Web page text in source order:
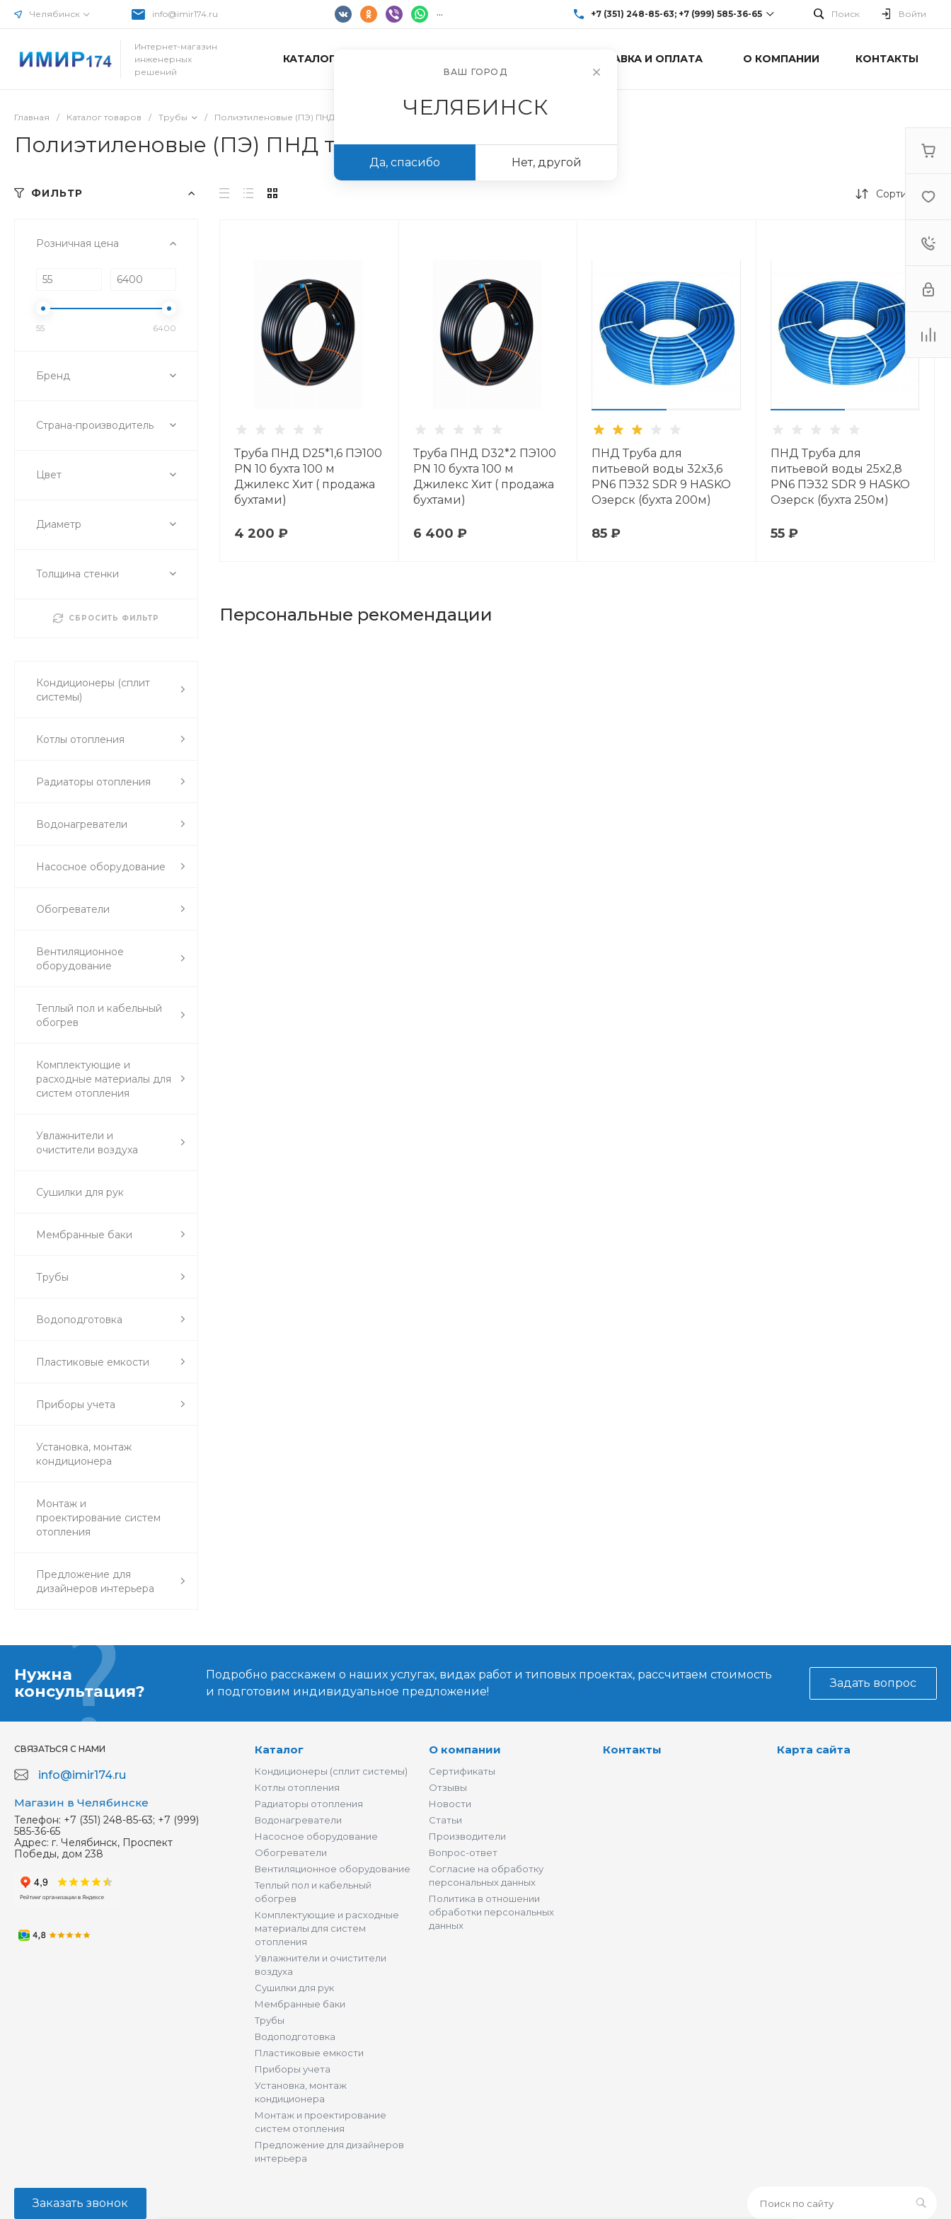
Челябинск info@imir174.ru ... +7 (351) 248-85-63; +7 (999) 585-36-65
+7 (351) 248-85-63; +7 (999) 585-36-65
Поиск Войти
Интернет-магазин
инженерных
решений
КАТАЛОГ ТОВАРОВ ДОСТАВКА И ОПЛАТА О КОМПАНИИ КОНТАКТЫ
Главная / Каталог товаров / Трубы / Полиэтиленовые (ПЭ) ПНД трубы
Полиэтиленовые (ПЭ) ПНД трубы
ФИЛЬТР
Розничная цена
55 6400
Бренд
Страна-производитель
Цвет
Диаметр
Толщина стенки
СБРОСИТЬ ФИЛЬТР
Кондиционеры (сплит
системы)
Котлы отопления
Радиаторы отопления
Водонагреватели
Насосное оборудование
Обогреватели
Вентиляционное
оборудование
Теплый пол и кабельный
обогрев
Комплектующие и
расходные материалы для
систем отопления
Увлажнители и
очистители воздуха
Сушилки для рук
Мембранные баки
Трубы
Водоподготовка
Пластиковые емкости
Приборы учета
Установка, монтаж
кондиционера
Монтаж и
проектирование систем
отопления
Предложение для
дизайнеров интерьера
Сортировка
Труба ПНД D25*1,6 ПЭ100
PN 10 бухта 100 м
Джилекс Хит ( продажа
бухтами)
4 200 ₽
Труба ПНД D32*2 ПЭ100
PN 10 бухта 100 м
Джилекс Хит ( продажа
бухтами)
6 400 ₽
ПНД Труба для
питьевой воды 32х3,6
PN6 ПЭ32 SDR 9 HASKO
Озерск (бухта 200м)
85 ₽
ПНД Труба для
питьевой воды 25х2,8
PN6 ПЭ32 SDR 9 HASKO
Озерск (бухта 250м)
55 ₽
Персональные рекомендации
Нужна
консультация?
Подробно расскажем о наших услугах, видах работ и типовых проектах, рассчитаем стоимость
и подготовим индивидуальное предложение!
Задать вопрос
СВЯЗАТЬСЯ С НАМИ
info@imir174.ru
Магазин в Челябинске
Телефон: +7 (351) 248-85-63; +7 (999)
585-36-65
Адрес: г. Челябинск, Проспект
Победы, дом 238
Каталог
Кондиционеры (сплит системы)
Котлы отопления
Радиаторы отопления
Водонагреватели
Насосное оборудование
Обогреватели
Вентиляционное оборудование
Теплый пол и кабельный
обогрев
Комплектующие и расходные
материалы для систем
отопления
Увлажнители и очистители
воздуха
Сушилки для рук
Мембранные баки
Трубы
Водоподготовка
Пластиковые емкости
Приборы учета
Установка, монтаж
кондиционера
Монтаж и проектирование
систем отопления
Предложение для дизайнеров
интерьера
О компании
Сертификаты
Отзывы
Новости
Статьи
Производители
Вопрос-ответ
Согласие на обработку
персональных данных
Политика в отношении
обработки персональных
данных
Контакты Карта сайта
Заказать звонок
ВАШ ГОРОД
ЧЕЛЯБИНСК
Да, спасибо Нет, другой